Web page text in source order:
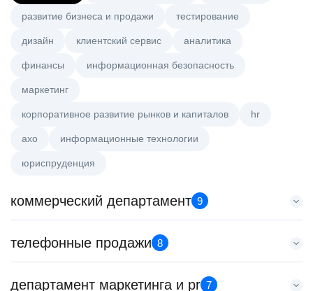
развитие бизнеса и продажи тестирование
дизайн клиентский сервис аналитика
финансы информационная безопасность
маркетинг
корпоративное развитие рынков и капиталов hr
axo информационные технологии
юриспруденция
коммерческий департамент 9
Старший аналитик клиентской эффективности
HeadHunter::Коммерческий департамент
з/п не указана
телефонные продажи 8
Менеджер по привлечению клиентов (B2B)
департамент маркетинга и pr 7